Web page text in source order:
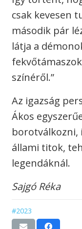
csak kevesen
második pár
látja a
színéről.”
Az igazság
Ákos
borotválkozni,
állami titok,
legendáknál.
Sajgó Réka
#2023